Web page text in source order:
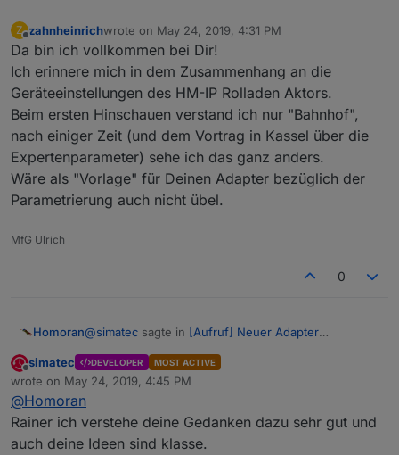
Z
Offline
zahnheinrichwrote on May 24, 2019, 4:31 PM
last edited by
Da bin ich vollkommen bei Dir!
Ich erinnere mich in dem Zusammenhang an die
Geräteeinstellungen des HM-IP Rolladen Aktors.
Beim ersten Hinschauen verstand ich nur "Bahnhof",
nach einiger Zeit (und dem Vortrag in Kassel über die
Expertenparameter) sehe ich das ganz anders.
Wäre als "Vorlage" für Deinen Adapter bezüglich der
Parametrierung auch nicht übel.
MfG Ulrich
0
Homoran@simatec sagte in [Aufruf] Neuer Adapter
aber am Ende scheitert es an der
Das sehe ich etwas entspannter:
@Homoransagte in[Aufruf] Neuer Adapter
Offline
simatec DEVELOPER MOST ACTIVE
wrote on May 24, 2019, 4:45 PM
last edited by
@Homoran
Rainer ich verstehe deine Gedanken dazu sehr gut und
auch deine Ideen sind klasse.